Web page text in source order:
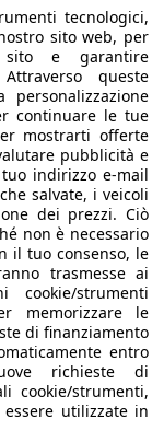
per la correttezza
Torna su
europeo.
tecnologici,
sito web, per
e garantire
queste
continuare le tue
mostrarti offerte
pubblicità e
indirizzo e-mail
salvate, i veicoli
dei prezzi. Ciò
non è necessario
il tuo consenso, le
trasmesse ai
cookie/strumenti
memorizzare le
di finanziamento
entro
richieste di
cookie/strumenti,
utilizzate in